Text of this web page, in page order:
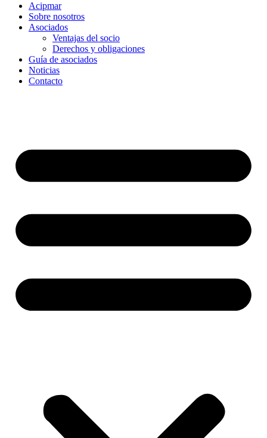
Acipmar
Sobre nosotros
Asociados
Ventajas del socio
Derechos y obligaciones
Guía de asociados
Noticias
Contacto